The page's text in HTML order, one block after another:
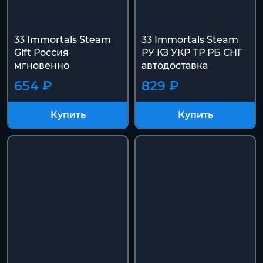
33 Immortals Steam
Gift Россия
мгновенно
654 ₽
Купить
33 Immortals Steam
РУ КЗ УКР ТР РБ СНГ
автодоставка
829 ₽
Купить